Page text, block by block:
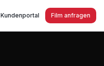
Kundenportal Film anfragen